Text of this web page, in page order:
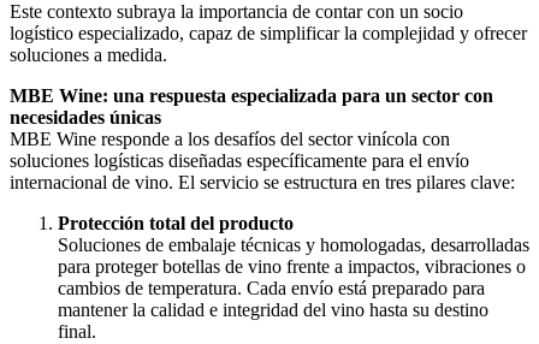
Este contexto subraya la importancia de contar con un socio
logístico especializado, capaz de simplificar la complejidad y ofrecer
soluciones a medida.
MBE Wine: una respuesta especializada para un sector con
necesidades únicas
MBE Wine responde a los desafíos del sector vinícola con
soluciones logísticas diseñadas específicamente para el envío
internacional de vino. El servicio se estructura en tres pilares clave:
Protección total del producto
Soluciones de embalaje técnicas y homologadas, desarrolladas
para proteger botellas de vino frente a impactos, vibraciones o
cambios de temperatura. Cada envío está preparado para
mantener la calidad e integridad del vino hasta su destino
final.